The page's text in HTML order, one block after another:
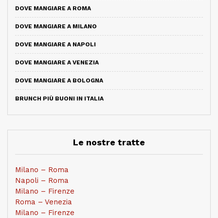
DOVE MANGIARE A ROMA
DOVE MANGIARE A MILANO
DOVE MANGIARE A NAPOLI
DOVE MANGIARE A VENEZIA
DOVE MANGIARE A BOLOGNA
BRUNCH PIÙ BUONI IN ITALIA
Le nostre tratte
Milano – Roma
Napoli – Roma
Milano – Firenze
Roma – Venezia
Milano – Firenze